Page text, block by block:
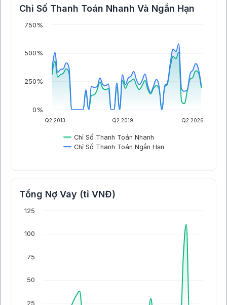
Chỉ Số Thanh Toán Nhanh Và Ngắn Hạn
Chỉ Số Thanh Toán Nhanh
Chỉ Số Thanh Toán Ngắn Hạn
Q2 2013 Q2 2019 Q2 2026
0%
250%
500%
750%
Tổng Nợ Vay (tỉ VNĐ)
25
50
75
100
125